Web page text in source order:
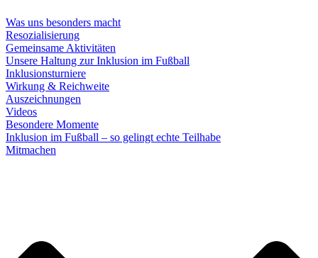
Was uns besonders macht
Resozialisierung
Gemeinsame Aktivitäten
Unsere Haltung zur Inklusion im Fußball
Inklusionsturniere
Wirkung & Reichweite
Auszeichnungen
Videos
Besondere Momente
Inklusion im Fußball – so gelingt echte Teilhabe
Mitmachen